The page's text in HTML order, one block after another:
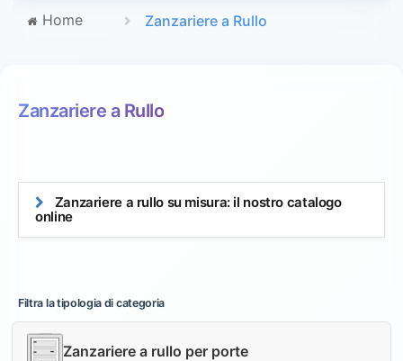
Home Zanzariere a Rullo
Zanzariere a Rullo
Zanzariere a rullo su misura: il nostro catalogo
online
Filtra la tipologia di categoria
Zanzariere a rullo per porte